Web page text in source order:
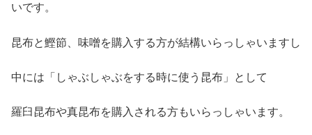
いです。
昆布と鰹節、味噌を購入する方が結構いらっしゃいますし
中には「しゃぶしゃぶをする時に使う昆布」として
羅臼昆布や真昆布を購入される方もいらっしゃいます。